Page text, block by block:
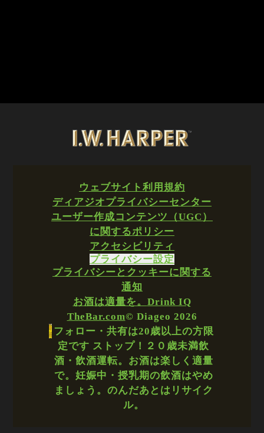
ウェブサイト利用規約
ディアジオプライバシーセンター
ユーザー作成コンテンツ（UGC）
に関するポリシー
アクセシビリティ
プライバシー設定
プライバシーとクッキーに関する
通知
お酒は適量を。 Drink IQ
TheBar.com© Diageo 2026
フォロー・共有は20歳以上の方限
定です ストップ！２０歳未満飲
酒・飲酒運転。お酒は楽しく適量
で。妊娠中・授乳期の飲酒はやめ
ましょう。のんだあとはリサイク
ル。